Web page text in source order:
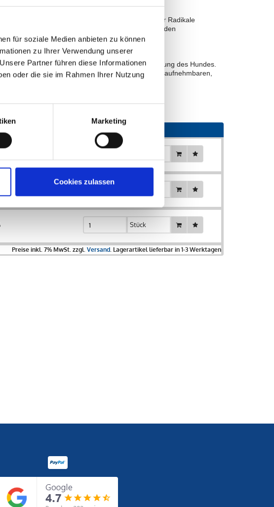
für soziale Medien anbieten zu können
zu Ihrer Verwendung unserer
Partner führen diese Informationen
oder die sie im Rahmen Ihrer Nutzung
Marketing
Cookies zulassen
E & C können die schädigende Wirkung freier Radikale
Aktivität gebildet werden. L-Carnitin unterstützt den
bereitzustellen.
schöne Haut sind Zeichen einer optimalen Ernährung des Hundes.
Vitamine sowie Zink und Kupfer in einer leicht aufnehmbaren,
Stück
Preise inkl. 7% MwSt. zzgl. Versand. Lagerartikel lieferbar in 1-3 Werktagen